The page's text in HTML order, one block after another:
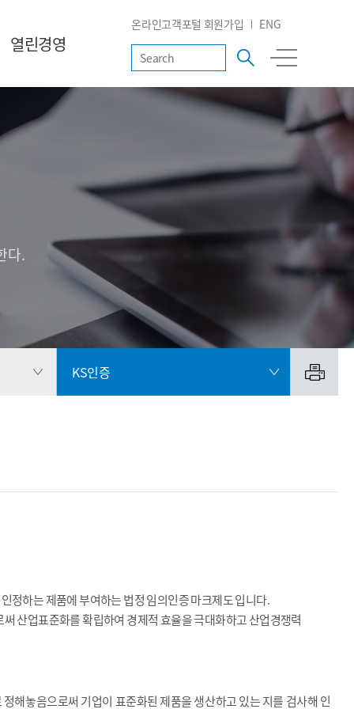
열린경영
온라인고객포털 회원가입 ENG
다.
KS인증
정하는 제품에 부여하는 법정 임의인증 마크제도 입니다.
산업표준화를 확립하여 경제적 효율을 극대화하고 산업경쟁력
해놓음으로써 기업이 표준화된 제품을 생산하고 있는 지를 검사해 인